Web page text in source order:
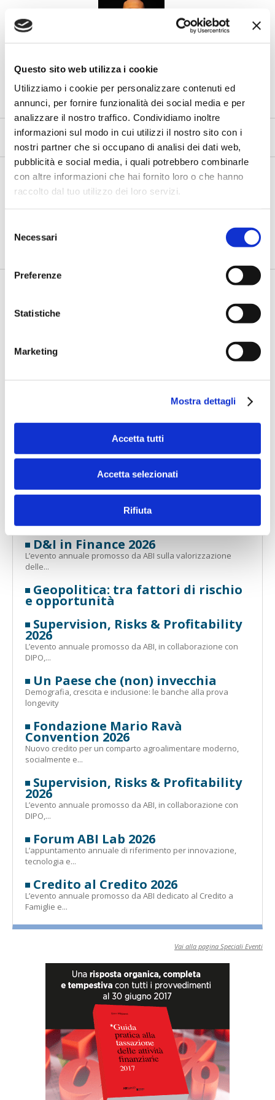
Questo sito web utilizza i cookie
Utilizziamo i cookie per personalizzare contenuti ed
annunci, per fornire funzionalità dei social media e per
analizzare il nostro traffico. Condividiamo inoltre
informazioni sul modo in cui utilizzi il nostro sito con i
nostri partner che si occupano di analisi dei dati web,
pubblicità e social media, i quali potrebbero combinarle
con altre informazioni che hai fornito loro o che hanno
raccolto dal tuo utilizzo dei loro servizi.
delNecessari
Preferenze
Statistiche
Marketing
Mostra dettagli
Accetta tutti
Accetta selezionati
Rifiuta
Siamo a un punto di svolta
Novità normative, redditività, Npl, Ifrs 9, modelli interni di rating
sono tra i...
1 / 1
FOTOGALLERY
ULTIMI SPECIALI EVENTI
WeSec - Il Salone della Sicurezza
Il nuovo appuntamento promosso dall’ABI su sicurezza,
D&I in Finance 2026
L’evento annuale promosso da ABI sulla valorizzazione
delle...
Geopolitica: tra fattori di rischio
e opportunità
Supervision, Risks & Profitability
2026
L’evento annuale promosso da ABI, in collaborazione con
DIPO,...
Un Paese che (non) invecchia
Demografia, crescita e inclusione: le banche alla prova
longevity
Fondazione Mario Ravà
Convention 2026
Nuovo credito per un comparto agroalimentare moderno,
socialmente e...
Supervision, Risks & Profitability
2026
L’evento annuale promosso da ABI, in collaborazione con
DIPO,...
Forum ABI Lab 2026
L’appuntamento annuale di riferimento per innovazione,
tecnologia e...
Credito al Credito 2026
L’evento annuale promosso da ABI dedicato al Credito a
Famiglie e...
Vai alla pagina Speciali Eventi